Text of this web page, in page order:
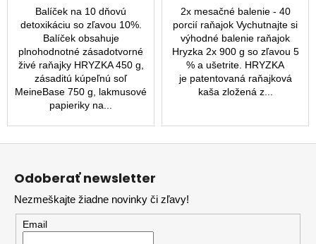
Balíček na 10 dňovú
detoxikáciu so zľavou 10%.
Balíček obsahuje
plnohodnotné zásadotvorné
živé raňajky HRYZKA 450 g,
zásaditú kúpeľnú soľ
MeineBase 750 g, lakmusové
papieriky na...
2x mesačné balenie - 40
porcií raňajok Vychutnajte si
výhodné balenie raňajok
Hryzka 2x 900 g so zľavou 5
% a ušetrite. HRYZKA
je patentovaná raňajková
kaša zložená z...
Odoberať newsletter
Nezmeškajte žiadne novinky či zľavy!
Email